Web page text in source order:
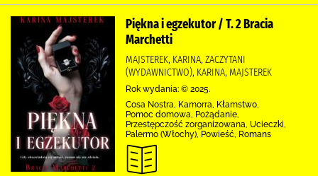
Piękna i egzekutor / T. 2 Bracia
Marchetti
MAJSTEREK, KARINA, ZACZYTANI
(WYDAWNICTWO), KARINA, MAJSTEREK
Rok wydania: © 2025.
Cosa Nostra, Kamorra, Kłamstwo,
Pomoc domowa, Pożądanie,
Przestępczość zorganizowana, Ucieczki,
Palermo (Włochy), Powieść, Romans